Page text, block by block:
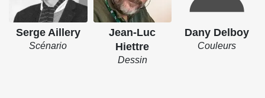
Serge Aillery
Scénario
Jean-Luc
Hiettre
Dessin
Dany Delboy
Couleurs